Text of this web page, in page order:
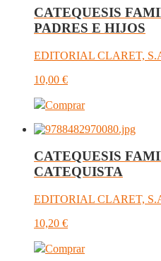
CATEQUESIS
PADRES E HIJOS
EDITORIAL CLARET,
10,00 €
Comprar
CATEQUESIS
CATEQUISTA
EDITORIAL CLARET,
10,20 €
Comprar